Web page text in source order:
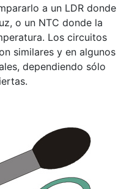
a un LDR donde
o un NTC donde la
Los circuitos
similares y en algunos
dependiendo sólo